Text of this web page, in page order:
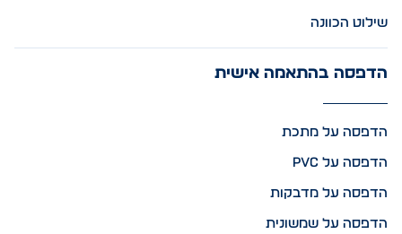
שילוט הכוונה
הדפסה בהתאמה אישית
הדפסה על מתכת
הדפסה על PVC
הדפסה על מדבקות
הדפסה על שמשונית